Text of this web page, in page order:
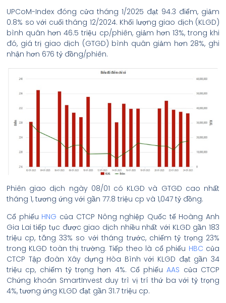
UPCoM-Index đóng cửa tháng 1/2025 đạt 94.3 điểm, giảm
0.8% so với cuối tháng 12/2024. Khối lượng giao dịch (KLGD)
bình quân hơn 46.5 triệu cp/phiên, giảm hơn 13%, trong khi
đó, giá trị giao dịch (GTGD) bình quân giảm hơn 28%, ghi
nhận hơn 676 tỷ đồng/phiên.
Phiên giao dịch ngày 08/01 có KLGD và GTGD cao nhất
tháng 1, tương ứng với gần 77.8 triệu cp và 1,047 tỷ đồng.
Cổ phiếu HNG của CTCP Nông nghiệp Quốc tế Hoàng Anh
Gia Lai tiếp tục được giao dịch nhiều nhất với KLGD gần 183
triệu cp, tăng 33% so với tháng trước, chiếm tỷ trọng 23%
trong KLGD toàn thị trường. Tiếp theo là cổ phiếu HBC của
CTCP Tập đoàn Xây dựng Hòa Bình với KLGD đạt gần 34
triệu cp, chiếm tỷ trọng hơn 4%. Cổ phiếuAAS của CTCP
Chứng khoán SmartInvest duy trì vị trí thứ ba với tỷ trọng
4%, tương ứng KLGD đạt gần 31.7 triệu cp.